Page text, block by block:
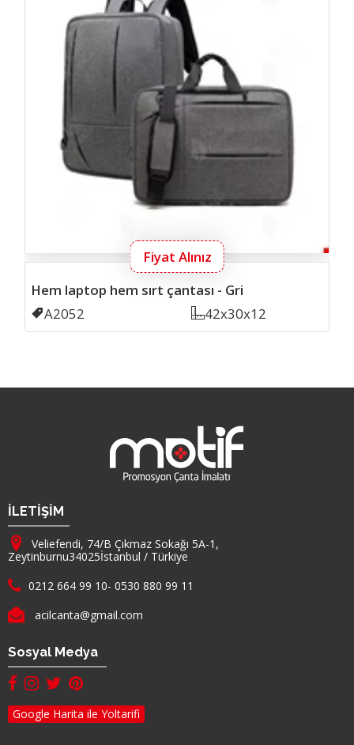
Fiyat Alınız
Hem laptop hem sırt çantası - Gri
Kodu
A2052 Ölçü
42x30x12
Firma Adı
İLETİŞİM
Adresimiz :
Veliefendi, 74/B Çıkmaz Sokağı 5A-1,
Zeytinburnu34025İstanbul / Türkiye
Telefon :
0212 664 99 10- 0530 880 99 11
E-mail :
acilcanta@gmail.com
Sosyal Medya
facebook hesabımız(yeni sayfada açılır)
instagram hesabımız(yeni sayfada açılır)
twitter hesabımız(yeni sayfada açılır)
pinterest hesabımız (yeni sayfada açılır)
Google Harita ile Yoltarifi